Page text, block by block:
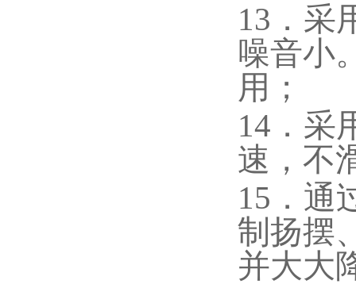
13．采
噪音小
用；
14．采
速，不
15．通
制扬摆
并大大